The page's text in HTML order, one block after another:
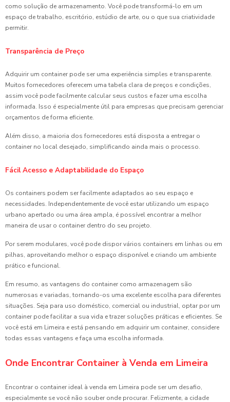
como solução de armazenamento. Você pode transformá-lo em um
espaço de trabalho, escritório, estúdio de arte, ou o que sua criatividade
permitir.
Transparência de Preço
Adquirir um container pode ser uma experiência simples e transparente.
Muitos fornecedores oferecem uma tabela clara de preços e condições,
assim você pode facilmente calcular seus custos e fazer uma escolha
informada. Isso é especialmente útil para empresas que precisam gerenciar
orçamentos de forma eficiente.
Além disso, a maioria dos fornecedores está disposta a entregar o
container no local desejado, simplificando ainda mais o processo.
Fácil Acesso e Adaptabilidade do Espaço
Os containers podem ser facilmente adaptados ao seu espaço e
necessidades. Independentemente de você estar utilizando um espaço
urbano apertado ou uma área ampla, é possível encontrar a melhor
maneira de usar o container dentro do seu projeto.
Por serem modulares, você pode dispor vários containers em linhas ou em
pilhas, aproveitando melhor o espaço disponível e criando um ambiente
prático e funcional.
Em resumo, as vantagens do container como armazenagem são
numerosas e variadas, tornando-os uma excelente escolha para diferentes
situações. Seja para uso doméstico, comercial ou industrial, optar por um
container pode facilitar a sua vida e trazer soluções práticas e eficientes. Se
você está em Limeira e está pensando em adquirir um container, considere
todas essas vantagens e faça uma escolha informada.
Onde Encontrar Container à Venda em Limeira
Encontrar o container ideal à venda em Limeira pode ser um desafio,
especialmente se você não souber onde procurar. Felizmente, a cidade